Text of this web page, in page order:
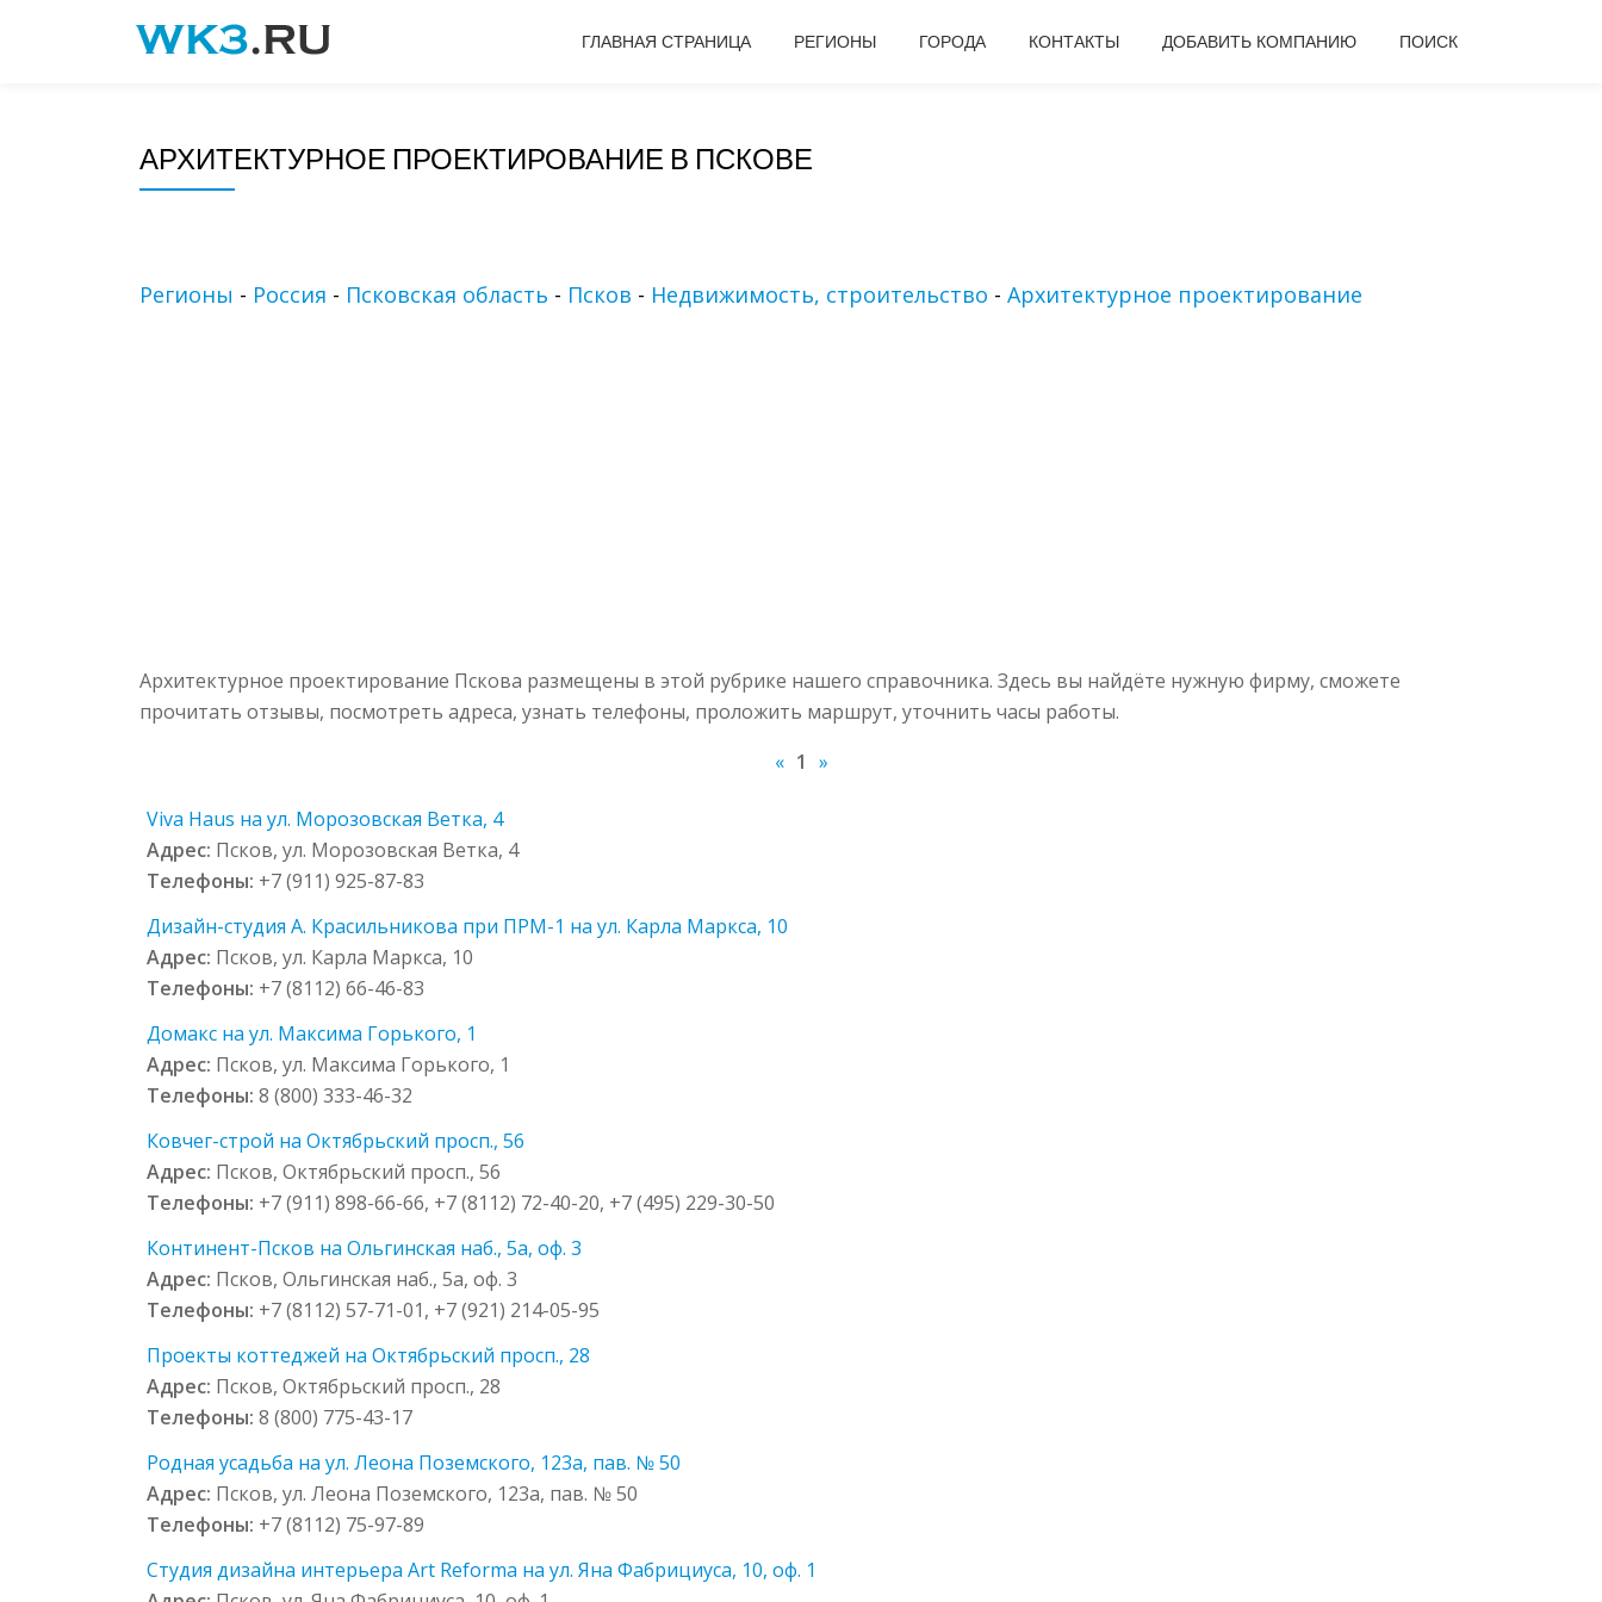
ГЛАВНАЯ СТРАНИЦА РЕГИОНЫ ГОРОДА КОНТАКТЫ ДОБАВИТЬ КОМПАНИЮ ПОИСК
АРХИТЕКТУРНОЕ ПРОЕКТИРОВАНИЕ В ПСКОВЕ
Регионы - Россия - Псковская область - Псков - Недвижимость, строительство - Архитектурное проектирование
Архитектурное проектирование Пскова размещены в этой рубрике нашего справочника. Здесь вы найдёте нужную фирму, сможете
прочитать отзывы, посмотреть адреса, узнать телефоны, проложить маршрут, уточнить часы работы.
« 1 »
Viva Haus на ул. Морозовская Ветка, 4
Адрес: Псков, ул. Морозовская Ветка, 4
Телефоны: +7 (911) 925-87-83
Дизайн-студия А. Красильникова при ПРМ-1 на ул. Карла Маркса, 10
Адрес: Псков, ул. Карла Маркса, 10
Телефоны: +7 (8112) 66-46-83
Домакс на ул. Максима Горького, 1
Адрес: Псков, ул. Максима Горького, 1
Телефоны:8 (800) 333-46-32
Ковчег-строй на Октябрьский просп., 56
Адрес: Псков, Октябрьский просп., 56
Телефоны: +7 (911) 898-66-66, +7 (8112) 72-40-20, +7 (495) 229-30-50
Континент-Псков на Ольгинская наб., 5а, оф. 3
Адрес: Псков, Ольгинская наб., 5а, оф. 3
Телефоны: +7 (8112) 57-71-01, +7 (921) 214-05-95
Проекты коттеджей на Октябрьский просп., 28
Адрес: Псков, Октябрьский просп., 28
Телефоны:8 (800) 775-43-17
Родная усадьба на ул. Леона Поземского, 123а, пав. № 50
Адрес: Псков, ул. Леона Поземского, 123а, пав. № 50
Телефоны: +7 (8112) 75-97-89
Студия дизайна интерьера Art Reforma на ул. Яна Фабрициуса, 10, оф. 1